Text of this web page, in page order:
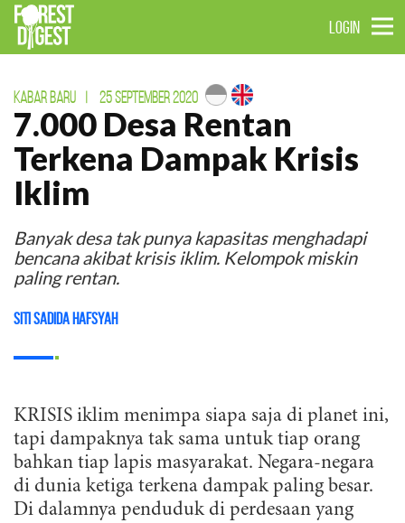
LOGIN
KABAR BARU 25 SEPTEMBER 2020
7.000 Desa Rentan
Terkena Dampak Krisis
Iklim
Banyak desa tak punya kapasitas menghadapi
bencana akibat krisis iklim. Kelompok miskin
paling rentan.
Siti Sadida Hafsyah
KRISIS iklim menimpa siapa saja di planet ini,
tapi dampaknya tak sama untuk tiap orang
bahkan tiap lapis masyarakat. Negara-negara
di dunia ketiga terkena dampak paling besar.
Di dalamnya penduduk di perdesaan yang